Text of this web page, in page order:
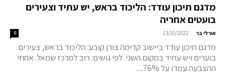
מדגם תיכון עודד: הליכוד בראש, יש עתיד וצעירים
בועטים אחריה
אורלי בר -
13/10/2022
0
מדגם תיכון עודד ביישוב קדימה צורן קובע: הליכוד בראש, צעירים
בוערים ויש עתיד במקום השני. לפי גושים: רוב למרכז שמאל. אחוזי
ההצבעה עמדו על 76%....